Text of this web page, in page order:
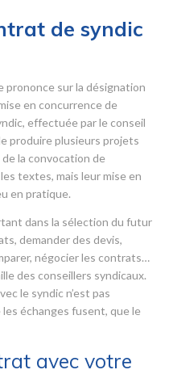
de syndic
prononce sur la désignation
en concurrence de
effectuée par le conseil
produire plusieurs projets
la convocation de
textes, mais leur mise en
en pratique.
dans la sélection du futur
demander des devis,
négocier les contrats…
des conseillers syndicaux.
le syndic n’est pas
échanges fusent, que le
avec votre